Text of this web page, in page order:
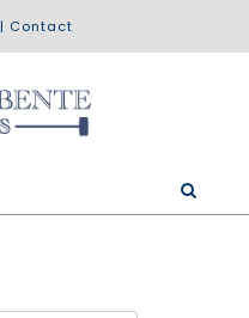
| Contact